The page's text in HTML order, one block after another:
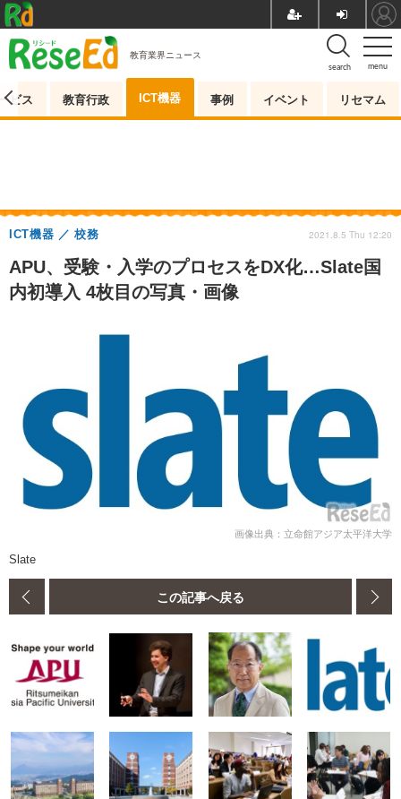
menu
search
教育業界ニュース
ビス 教育行政 ICT機器 事例 イベント リセマム
APU、受験・入学のプロセスをDX化…Slate国
内初導入 4枚目の写真・画像
ICT機器 校務 2021.8.5 Thu 12:20
画像出典：立命館アジア太平洋大学
Slate
この記事へ戻る